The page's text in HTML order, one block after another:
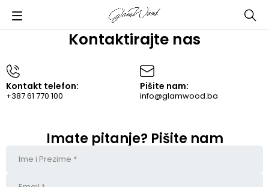
Kontaktirajte nas
Kontakt telefon:
+387 61 770 100
Pišite nam:
info@glamwood.ba
Imate pitanje? Pišite nam